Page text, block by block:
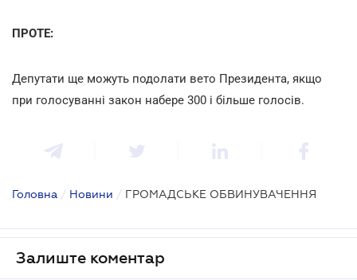
ПРОТЕ:
Депутати ще можуть подолати вето Президента, якщо
при голосуванні закон набере 300 і більше голосів.
Головна / Новини / ГРОМАДСЬКЕ ОБВИНУВАЧЕННЯ
Залиште коментар